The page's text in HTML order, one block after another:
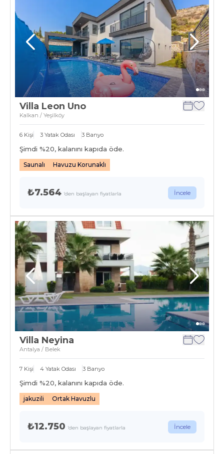
Villa Leon Uno
Kalkan / Yeşilköy
6 Kişi 3 Yatak Odası 3 Banyo
Şimdi %20, kalanını kapıda öde.
Saunalı Havuzu Korunaklı
₺7.564 'den başlayan fiyatlarla İncele
Villa Neyina
Antalya / Belek
7 Kişi 4 Yatak Odası 3 Banyo
Şimdi %20, kalanını kapıda öde.
jakuzili Ortak Havuzlu
₺12.750 'den başlayan fiyatlarla İncele